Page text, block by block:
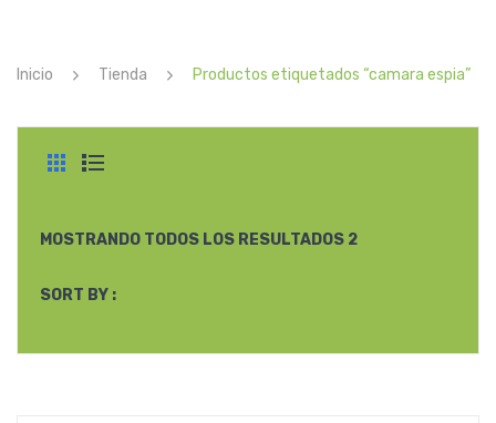
Inicio Tienda Productos etiquetados “camara espia”
MOSTRANDO TODOS LOS RESULTADOS 2
SORT BY :